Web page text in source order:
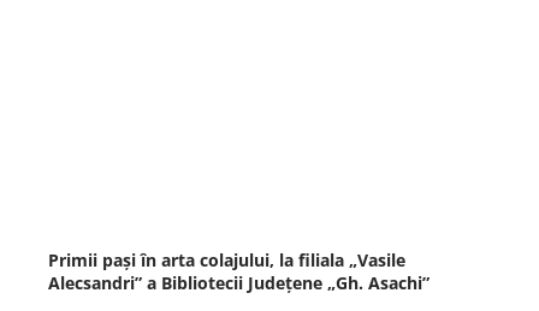
Primii pași în arta colajului, la filiala „Vasile
Alecsandri” a Bibliotecii Județene „Gh. Asachi”